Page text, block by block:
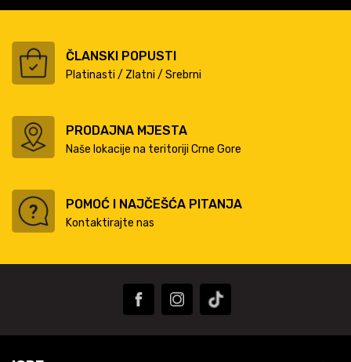
ČLANSKI POPUSTI
Platinasti / Zlatni / Srebrni
PRODAJNA MJESTA
Naše lokacije na teritoriji Crne Gore
POMOĆ I NAJČEŠĆA PITANJA
Kontaktirajte nas